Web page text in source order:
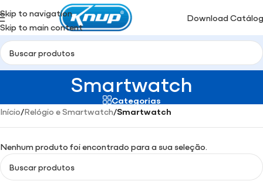
Skip to navigation
Skip to main content
Download
Smartwatch
Categorias
Início/Relógio e Smartwatch/Smartwatch
Nenhum produto foi encontrado para a sua seleção.